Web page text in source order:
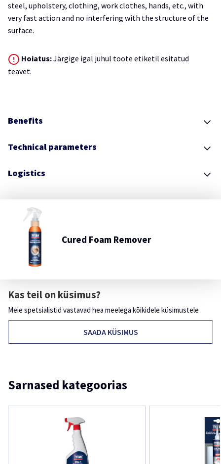
steel, upholstery, clothing, work clothes, hands, etc., with
very fast action and no interfering with the structure of the
surface.
Hoiatus:Järgige igal juhul toote etiketil esitatud
teavet.
Benefits
Technical parameters
Logistics
Cured Foam Remover
Kas teil on küsimus?
Meie spetsialistid vastavad hea meelega kõikidele küsimustele
SAADA KÜSIMUS
Sarnased kategoorias